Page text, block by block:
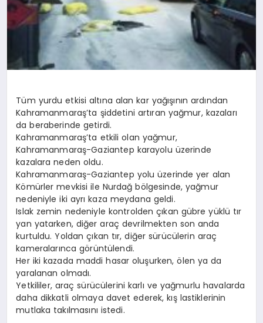
Tüm yurdu etkisi altına alan kar yağışının ardından
Kahramanmaraş’ta şiddetini artıran yağmur, kazaları
da beraberinde getirdi.
Kahramanmaraş’ta etkili olan yağmur,
Kahramanmaraş-Gaziantep karayolu üzerinde
kazalara neden oldu.
Kahramanmaraş-Gaziantep yolu üzerinde yer alan
Kömürler mevkisi ile Nurdağ bölgesinde, yağmur
nedeniyle iki ayrı kaza meydana geldi.
Islak zemin nedeniyle kontrolden çıkan gübre yüklü tır
yan yatarken, diğer araç devrilmekten son anda
kurtuldu. Yoldan çıkan tır, diğer sürücülerin araç
kameralarınca görüntülendi.
Her iki kazada maddi hasar oluşurken, ölen ya da
yaralanan olmadı.
Yetkililer, araç sürücülerini karlı ve yağmurlu havalarda
daha dikkatli olmaya davet ederek, kış lastiklerinin
mutlaka takılmasını istedi.